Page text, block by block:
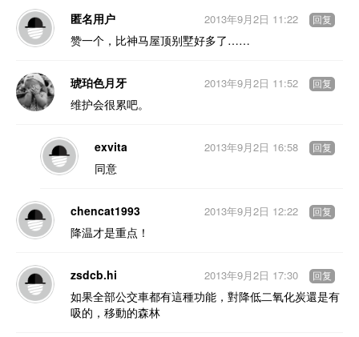
匿名用户
赞一个，比神马屋顶别墅好多了……
2013年9月2日 11:22 回复
琥珀色月牙
维护会很累吧。
2013年9月2日 11:52 回复
exvita
同意
2013年9月2日 16:58 回复
chencat1993
降温才是重点！
2013年9月2日 12:22 回复
zsdcb.hi
如果全部公交車都有這種功能，對降低二氧化炭還是有
吸的，移動的森林
2013年9月2日 17:30 回复